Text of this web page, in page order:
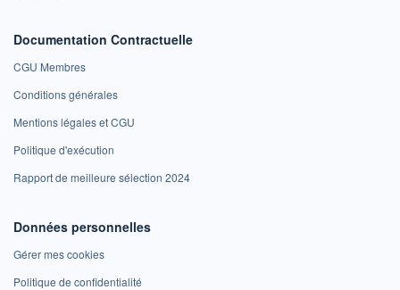
Documentation Contractuelle
CGU Membres
Conditions générales
Mentions légales et CGU
Politique d'exécution
Rapport de meilleure sélection 2024
Données personnelles
Gérer mes cookies
Politique de confidentialité